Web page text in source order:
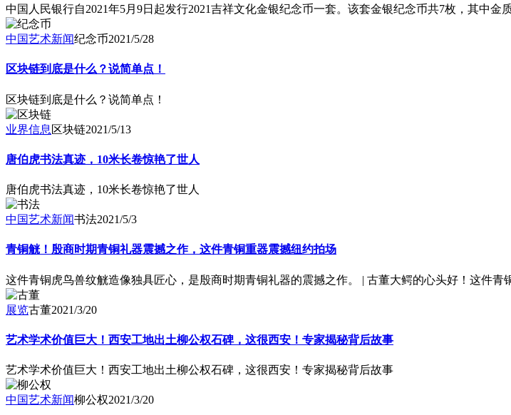
中国人民银行自2021年5月9日起发行2021吉祥文化金银纪念币一套。该套金银纪念币共7枚，其中金
中国艺术新闻纪念币2021/5/28
区块链到底是什么？说简单点！
区块链到底是什么？说简单点！
业界信息 区块链2021/5/13
唐伯虎书法真迹，10米长卷惊艳了世人
唐伯虎书法真迹，10米长卷惊艳了世人
中国艺术新闻书法2021/5/3
青铜觥！殷商时期青铜礼器震撼之作，这件青铜重器震撼纽约拍场
这件青铜虎鸟兽纹觥造像独具匠心，是殷商时期青铜礼器的震撼之作。 | 古董大鳄的心头好！这件青
展览古董2021/3/20
艺术学术价值巨大！西安工地出土柳公权石碑，这很西安！专家揭秘背后故事
艺术学术价值巨大！西安工地出土柳公权石碑，这很西安！专家揭秘背后故事
中国艺术新闻柳公权2021/3/20